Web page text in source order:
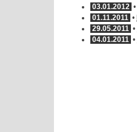
03.01.2012 •
01.11.2011 •
29.05.2011 •
04.01.2011 •